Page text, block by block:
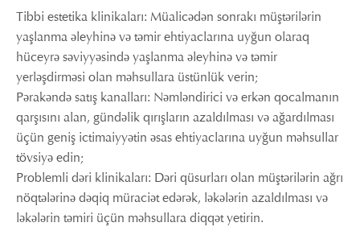
Tibbi estetika klinikaları: Müalicədən sonrakı müştərilərin
yaşlanma əleyhinə və təmir ehtiyaclarına uyğun olaraq
hüceyrə səviyyəsində yaşlanma əleyhinə və təmir
yerləşdirməsi olan məhsullara üstünlük verin;
Pərakəndə satış kanalları: Nəmləndirici və erkən qocalmanın
qarşısını alan, gündəlik qırışların azaldılması və ağardılması
üçün geniş ictimaiyyətin əsas ehtiyaclarına uyğun məhsullar
tövsiyə edin;
Problemli dəri klinikaları: Dəri qüsurları olan müştərilərin ağrı
nöqtələrinə dəqiq müraciət edərək, ləkələrin azaldılması və
ləkələrin təmiri üçün məhsullara diqqət yetirin.